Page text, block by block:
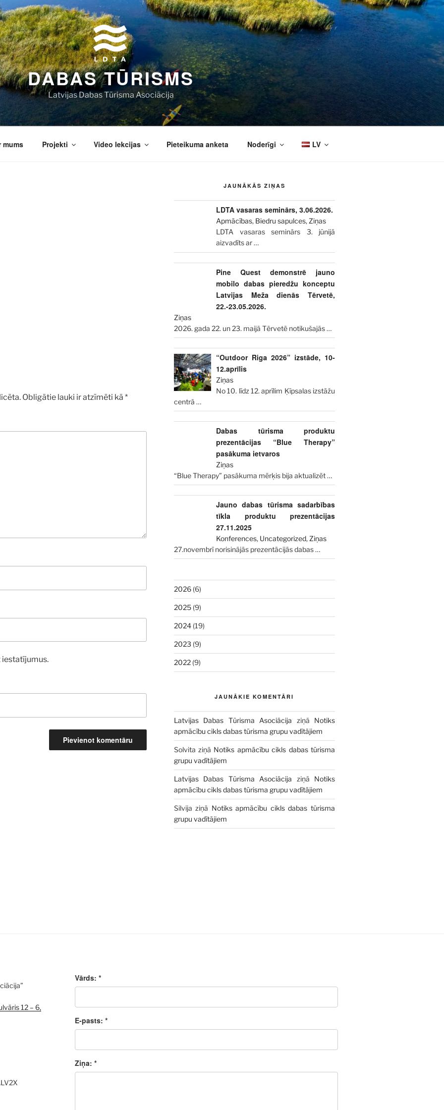
DABAS TŪRISMS
Latvijas Dabas Tūrisma Asociācija
mums Projekti Video lekcijas Pieteikuma anketa Noderīgi LV
Obligātie lauki ir atzīmēti kā *
iestatījumus.
JAUNĀKĀS ZIŅAS
LDTA vasaras seminārs, 3.06.2026.
Apmācības, Biedru sapulces, Ziņas
LDTA vasaras seminārs 3. jūnijā
aizvadīts ar…
Pine Quest demonstrē jauno
mobilo dabas pieredžu konceptu
Latvijas Meža dienās Tērvetē,
22.-23.05.2026.
Ziņas
2026. gada 22. un 23. maijā Tērvetē notikušajās…
“Outdoor Riga 2026” izstāde, 10-
12.aprīlis
Ziņas
No 10. līdz 12. aprīlim Ķīpsalas izstāžu
centrā …
Dabas tūrisma produktu
prezentācijas “Blue Therapy”
pasākuma ietvaros
Ziņas
“Blue Therapy” pasākuma mērķis bija aktualizēt…
Jauno dabas tūrisma sadarbības
tīkla produktu prezentācijas
27.11.2025
Konferences, Uncategorized, Ziņas
27.novembrī norisinājās prezentācijās dabas…
2026(6)
2025(9)
2024(19)
2023 (9)
2022(9)
JAUNĀKIE KOMENTĀRI
Latvijas Dabas Tūrisma Asociācija ziņā Notiks
apmācību cikls dabas tūrisma grupu vadītājiem
Solvita ziņā Notiks apmācību cikls dabas tūrisma
grupu vadītājiem
Latvijas Dabas Tūrisma Asociācija ziņā Notiks
apmācību cikls dabas tūrisma grupu vadītājiem
Silvija ziņā Notiks apmācību cikls dabas tūrisma
grupu vadītājiem
12 – 6,
Vārds: *
E-pasts: *
Ziņa: *